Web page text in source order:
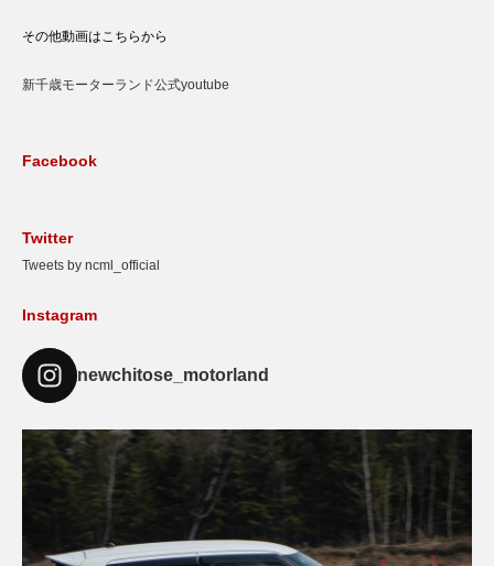
その他動画はこちらから
新千歳モーターランド公式youtube
Facebook
Twitter
Tweets by ncml_official
Instagram
newchitose_motorland